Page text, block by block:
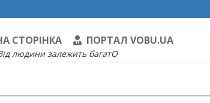
СТОРІНКА ПОРТАЛ VOBU.UA
людини залежить багатО